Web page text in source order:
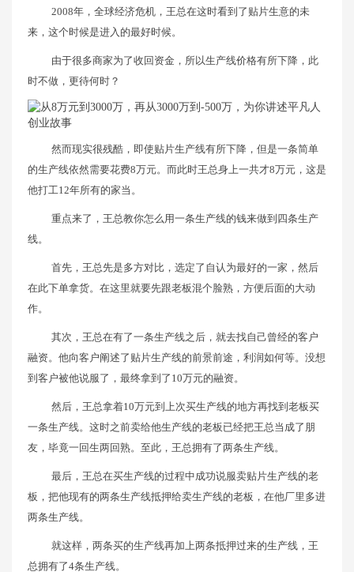
2008年，全球经济危机，王总在这时看到了贴片生意的未
来，这个时候是进入的最好时候。
由于很多商家为了收回资金，所以生产线价格有所下降，此
时不做，更待何时？
然而现实很残酷，即使贴片生产线有所下降，但是一条简单
的生产线依然需要花费8万元。而此时王总身上一共才8万元，这是
他打工12年所有的家当。
重点来了，王总教你怎么用一条生产线的钱来做到四条生产
线。
首先，王总先是多方对比，选定了自认为最好的一家，然后
在此下单拿货。在这里就要先跟老板混个脸熟，方便后面的大动
作。
其次，王总在有了一条生产线之后，就去找自己曾经的客户
融资。他向客户阐述了贴片生产线的前景前途，利润如何等。没想
到客户被他说服了，最终拿到了10万元的融资。
然后，王总拿着10万元到上次买生产线的地方再找到老板买
一条生产线。这时之前卖给他生产线的老板已经把王总当成了朋
友，毕竟一回生两回熟。至此，王总拥有了两条生产线。
最后，王总在买生产线的过程中成功说服卖贴片生产线的老
板，把他现有的两条生产线抵押给卖生产线的老板，在他厂里多进
两条生产线。
就这样，两条买的生产线再加上两条抵押过来的生产线，王
总拥有了4条生产线。